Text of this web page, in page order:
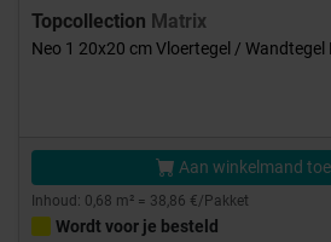
Topcollection Matrix
Neo 1 20x20 cm Vloertegel / Wandtegel
Aan winkelmand
Inhoud: 0,68 m² = 38,86 €/Pakket
Wordt voor je besteld